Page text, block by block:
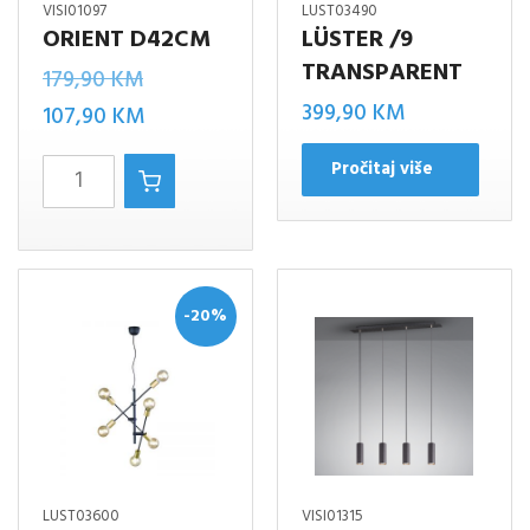
VISI01097
ORIENT D42CM
179,90KMIzvorna
cijena
bila
je:
107,90 KMTrenutna
cijena
je:
Orient
D42CM
količina
LUST03490
LÜSTER /9
TRANSPARENT
399,90 KM
Pročitaj više
-20%
LUST03600 VISI01315